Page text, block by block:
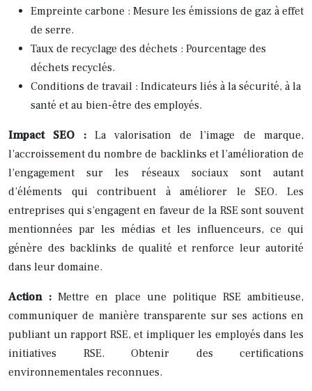
Empreinte carbone : Mesure les émissions de gaz à effet
de serre.
Taux de recyclage des déchets : Pourcentage des
déchets recyclés.
Conditions de travail : Indicateurs liés à la sécurité, à la
santé et au bien-être des employés.
Impact SEO :La valorisation de l’image de marque,
l’accroissement du nombre de backlinks et l’amélioration de
l’engagement sur les réseaux sociaux sont autant
d’éléments qui contribuent à améliorer le SEO. Les
entreprises qui s’engagent en faveur de la RSE sont souvent
mentionnées par les médias et les influenceurs, ce qui
génère des backlinks de qualité et renforce leur autorité
dans leur domaine.
Action :Mettre en place une politique RSE ambitieuse,
communiquer de manière transparente sur ses actions en
publiant un rapport RSE, et impliquer les employés dans les
initiatives RSE. Obtenir des certifications
environnementales reconnues.